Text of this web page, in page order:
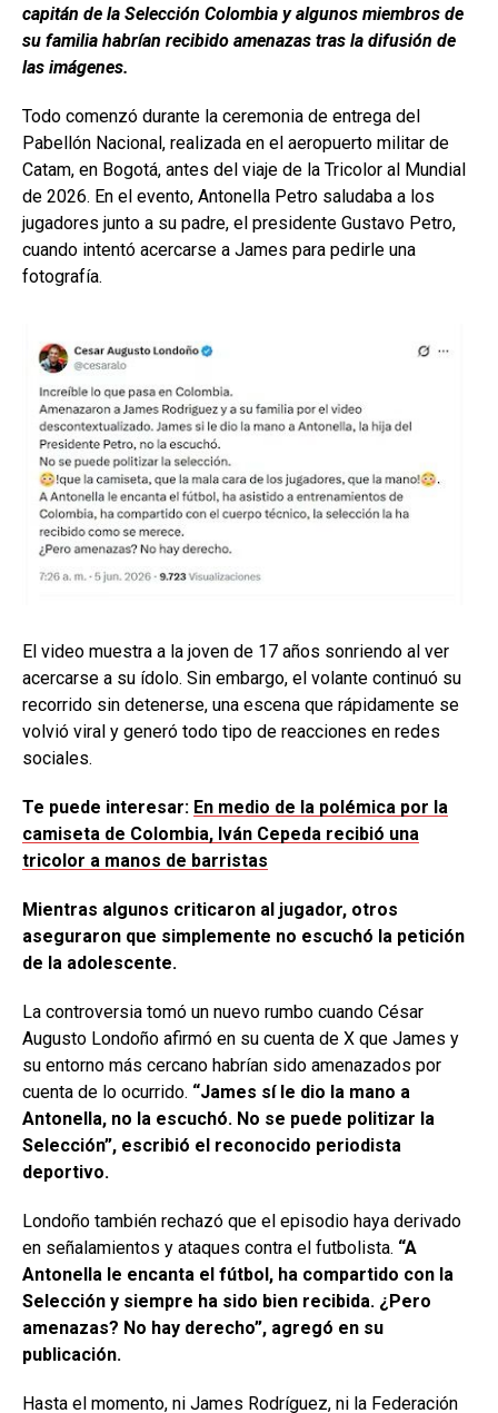
capitán de la Selección Colombia y algunos miembros de
su familia habrían recibido amenazas tras la difusión de
las imágenes.
Todo comenzó durante la ceremonia de entrega del
Pabellón Nacional, realizada en el aeropuerto militar de
Catam, en Bogotá, antes del viaje de la Tricolor al Mundial
de 2026. En el evento, Antonella Petro saludaba a los
jugadores junto a su padre, el presidente Gustavo Petro,
cuando intentó acercarse a James para pedirle una
fotografía.
El video muestra a la joven de 17 años sonriendo al ver
acercarse a su ídolo. Sin embargo, el volante continuó su
recorrido sin detenerse, una escena que rápidamente se
volvió viral y generó todo tipo de reacciones en redes
sociales.
Te puede interesar: En medio de la polémica por la
camiseta de Colombia, Iván Cepeda recibió una
tricolor a manos de barristas
Mientras algunos criticaron al jugador, otros
aseguraron que simplemente no escuchó la petición
de la adolescente.
La controversia tomó un nuevo rumbo cuando César
Augusto Londoño afirmó en su cuenta de X que James y
su entorno más cercano habrían sido amenazados por
cuenta de lo ocurrido. “James sí le dio la mano a
Antonella, no la escuchó. No se puede politizar la
Selección”, escribió el reconocido periodista
deportivo.
Londoño también rechazó que el episodio haya derivado
en señalamientos y ataques contra el futbolista. “A
Antonella le encanta el fútbol, ha compartido con la
Selección y siempre ha sido bien recibida. ¿Pero
amenazas? No hay derecho”, agregó en su
publicación.
Hasta el momento, ni James Rodríguez, ni la Federación